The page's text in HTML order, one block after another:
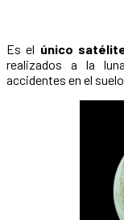
Es el único
realizados a la
accidentes en el